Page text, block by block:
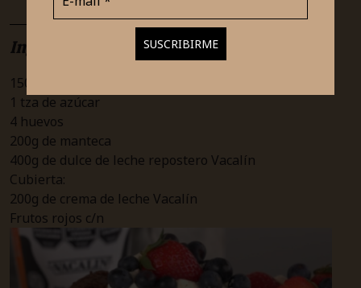
Ingredientes
150g de chocolate
1 tza de azúcar
4 huevos
200g de manteca
400g de dulce de leche repostero Vacalín
Cubierta:
200g de crema de leche Vacalín
Frutos rojos c/n